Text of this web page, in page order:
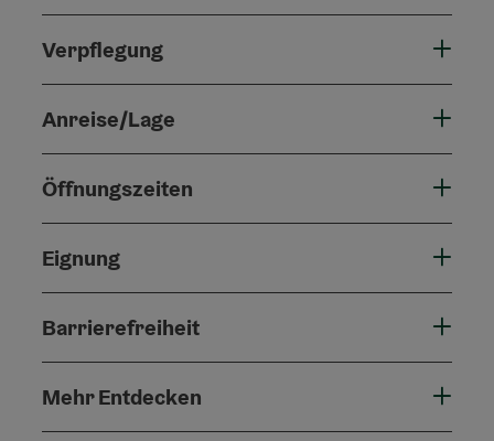
Verpflegung
Anreise/Lage
Öffnungszeiten
Eignung
Barrierefreiheit
Mehr Entdecken